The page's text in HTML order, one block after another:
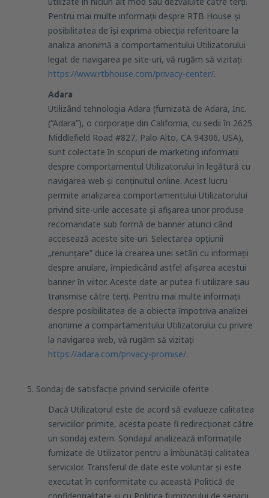
Pentru mai multe informaţii despre RTB House și
posibilitatea de își exprima obiecția referitoare la
analiza anonimă a comportamentului Utilizatorului
legat de navigarea pe site-uri, vă rugăm să vizitați
https://www.rtbhouse.com/privacy-center/.
Adara
Utilizând tehnologia Adara (furnizată de Adara, Inc.
(“Adara”), o corporaţie din California, cu sedii ȋn 2625
Middlefield Road #827, Palo Alto, CA 94306, USA),
sunt colectate ȋn scopuri de marketing informaţii
despre comportamentul Utilizatorului ȋn legătură cu
navigarea web şi conţinutul online. Acest lucru
permite analizarea comportamentului Utilizatorului
privind site-urile accesate şi afişarea unor produse
recomandate sub formă de banner atunci când
accesează aceste site-uri. Selectarea opţiunii
„renunţare” duce la crearea unei setări cu informaţii
despre anulare, ȋmpiedicând astfel afişarea acestui
banner ȋn viitor. Aceste date ar putea fi utilizare sau
transmise către terţi. Pentru mai multe informaţii
despre posibilitatea de a obiecta ȋmpotriva analizei
anonime a compartamentului Utilizatorului cu privire
la navigarea web, vă rugăm să vizitaţi
https://adara.com/privacy-promise/.
Sondaj de satisfacție privind serviciile oferite
Dacă Utilizatorul este de acord să evalueze calitatea
serviciilor primite, acesta poate fi redirecționat către
un sondaj extern. Sondajul analizează informațiile
furnizate de Utilizator pentru a îmbunătăți calitatea
serviciilor. Transferul de date este voluntar și este
executat în conformitate cu această Politică de